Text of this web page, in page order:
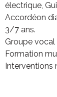
électrique,
Accordéon
3/7 ans.
Groupe vocal
Formation
Interventions